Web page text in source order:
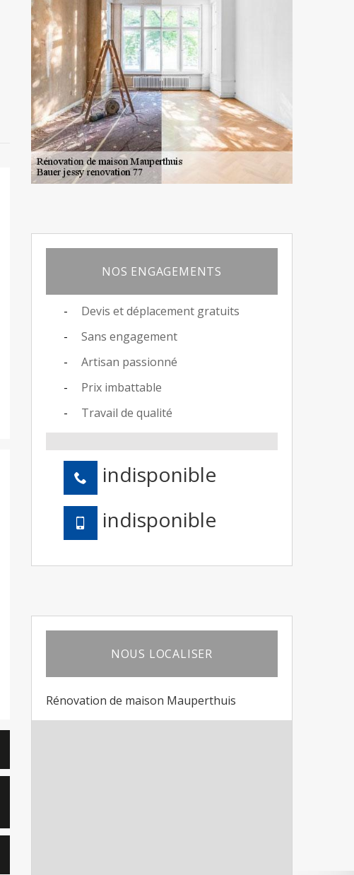
NOS ENGAGEMENTS
Devis et déplacement gratuits
Sans engagement
Artisan passionné
Prix imbattable
Travail de qualité
indisponible
indisponible
NOUS LOCALISER
Rénovation de maison Mauperthuis